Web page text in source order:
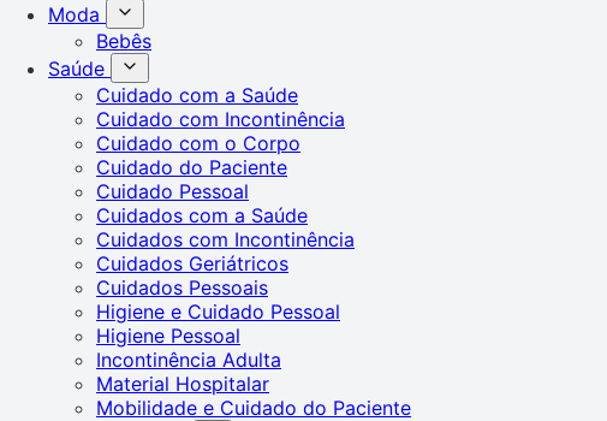
Moda
Bebês
Saúde
Cuidado com a Saúde
Cuidado com Incontinência
Cuidado com o Corpo
Cuidado do Paciente
Cuidado Pessoal
Cuidados com a Saúde
Cuidados com Incontinência
Cuidados Geriátricos
Cuidados Pessoais
Higiene e Cuidado Pessoal
Higiene Pessoal
Incontinência Adulta
Material Hospitalar
Mobilidade e Cuidado do Paciente